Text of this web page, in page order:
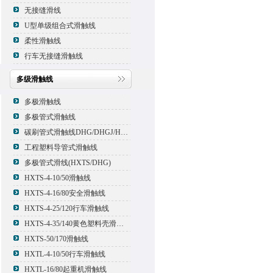
无接缝滑线
U型单级组合式滑触线
柔性滑触线
行车无接缝滑触线
多级滑触线
多极滑触线
多极管式滑触线
碳刷管式滑触线DHG/DHGJ/HXTL/HXTS-4
工程塑料导管式滑触线
多极管式滑线(HXTS/DHG)
HXTS-4-10/50滑触线
HXTS-4-16/80安全滑触线
HXTS-4-25/120行车滑触线
HXTS-4-35/140黄色塑料壳滑触线
HXTS-50/170滑触线
HXTL-4-10/50行车滑触线
HXTL-16/80起重机滑触线